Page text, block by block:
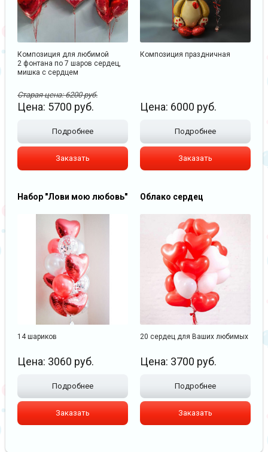
Композиция для любимой
2 фонтана по 7 шаров сердец,
мишка с сердцем
Старая цена:6200руб.
Цена: 5700 руб.
Подробнее
Заказать
Композиция праздничная
Цена: 6000 руб.
Подробнее
Заказать
Набор "Лови мою любовь"
14 шариков
Цена: 3060 руб.
Подробнее
Заказать
Облако сердец
20 сердец для Ваших любимых
Цена: 3700 руб.
Подробнее
Заказать